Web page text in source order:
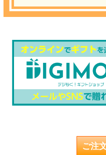
ご注